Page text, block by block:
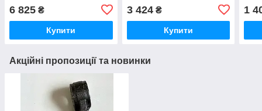
6 825 ₴
Купити
3 424₴
Купити
1
Акційні пропозиції та новинки